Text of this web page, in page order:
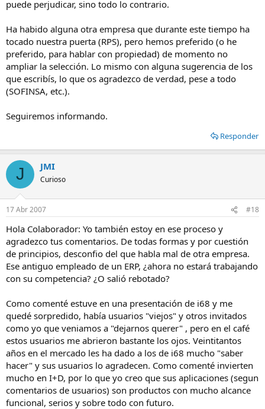
puede perjudicar, sino todo lo contrario.
Ha habido alguna otra empresa que durante este tiempo ha
tocado nuestra puerta (RPS), pero hemos preferido (o he
preferido, para hablar con propiedad) de momento no
ampliar la selección. Lo mismo con alguna sugerencia de los
que escribís, lo que os agradezco de verdad, pese a todo
(SOFINSA, etc.).
Seguiremos informando.
Responder
J JMI
Curioso
17 Abr 2007 #18
Hola Colaborador: Yo también estoy en ese proceso y
agradezco tus comentarios. De todas formas y por cuestión
de principios, desconfio del que habla mal de otra empresa.
Ese antiguo empleado de un ERP, ¿ahora no estará trabajando
con su competencia? ¿O salió rebotado?
Como comenté estuve en una presentación de i68 y me
quedé sorpredido, había usuarios "viejos" y otros invitados
como yo que veniamos a "dejarnos querer" , pero en el café
estos usuarios me abrieron bastante los ojos. Veintitantos
años en el mercado les ha dado a los de i68 mucho "saber
hacer" y sus usuarios lo agradecen. Como comenté invierten
mucho en I+D, por lo que yo creo que sus aplicaciones (segun
comentarios de usuarios) son productos con mucho alcance
funcional, serios y sobre todo con futuro.